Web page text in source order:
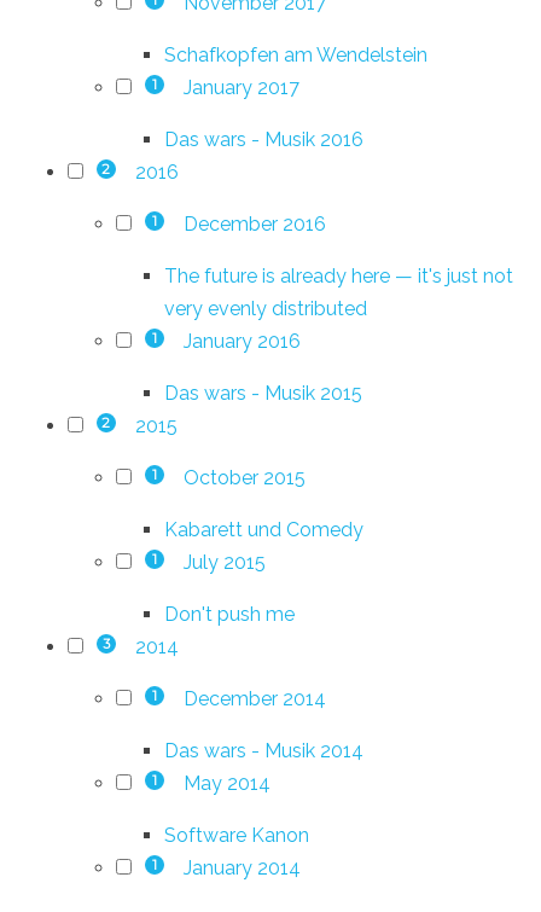
Schafkopfen am Wendelstein
1 January 2017
Das wars - Musik 2016
2 2016
1 December 2016
The future is already here — it's just not
very evenly distributed
1 January 2016
Das wars - Musik 2015
2 2015
1 October 2015
Kabarett und Comedy
1 July 2015
Don't push me
3 2014
1 December 2014
Das wars - Musik 2014
1 May 2014
Software Kanon
1 January 2014